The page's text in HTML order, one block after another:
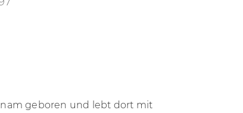
geboren und lebt dort mit